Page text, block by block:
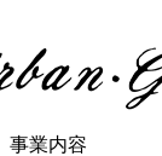
事業内容